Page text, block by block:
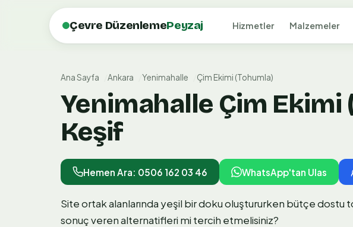
Çevre DüzenlemePeyzaj Hizmetler Malzemeler
Ana Sayfa Ankara Yenimahalle Çim Ekimi (Tohumla)
Yenimahalle Çim
Keşif
Hemen Ara: 0506 162 03 46 WhatsApp'tan Ulas
Site ortak alanlarında yeşil bir doku oluştururken bütçe dostu
sonuç veren alternatifleri mi tercih etmelisiniz?